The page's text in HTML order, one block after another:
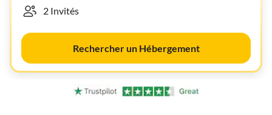
Rechercher un Hébergement